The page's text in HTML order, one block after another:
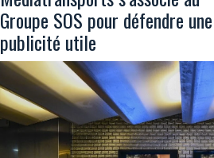
Groupe SOS pour défendre une
publicité utile